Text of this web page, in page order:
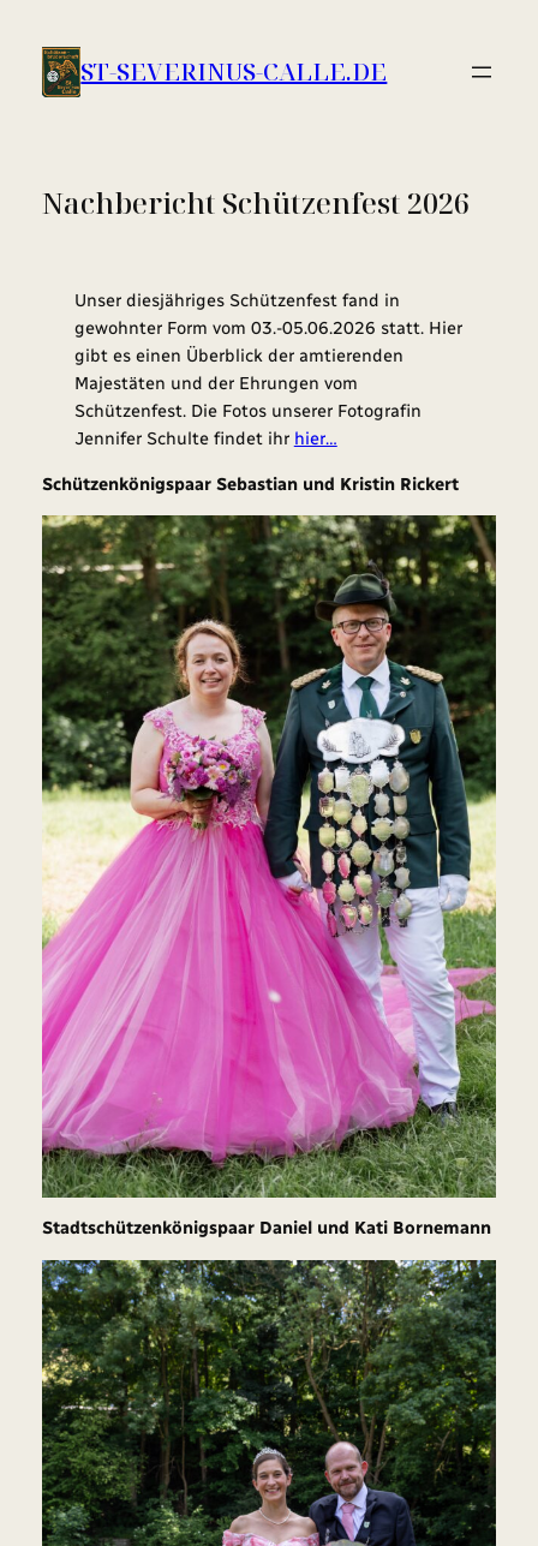
Inhalt
springenST-SEVERINUS-CALLE.DE
Nachbericht Schützenfest 2026
Unser diesjähriges Schützenfest fand in
gewohnter Form vom 03.-05.06.2026 statt. Hier
gibt es einen Überblick der amtierenden
Majestäten und der Ehrungen vom
Schützenfest. Die Fotos unserer Fotografin
Jennifer Schulte findet ihr hier…
Schützenkönigspaar Sebastian und Kristin Rickert
Stadtschützenkönigspaar Daniel und Kati Bornemann